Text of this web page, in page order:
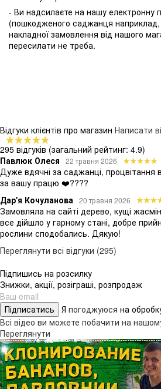
- Ви надсилаєте на нашу електронну
(пошкодженого саджанця наприклад,
накладної замовлення від нашого
пересилати не треба.
Відгуки клієнтів про магазин Написати
295 відгуків (загальний рейтинг: 4.9)
Павлюк Олеся
22 травня 2026
Дуже вдячні за саджанці, процвітання
за вашу працю ❤️????
Дар'я Кочуланова
20 травня 2026
Замовляла на сайті дерево, кущі
все дійшло у гарному стані, добре
рослини сподобались. Дякую!
Переглянути всі відгуки (295)
Підпишись на розсилку
Знижки, акції, розіграші, розпродаж
Підписатись Я погоджуюся на
Всі відео ви можете побачити на
Переглянути